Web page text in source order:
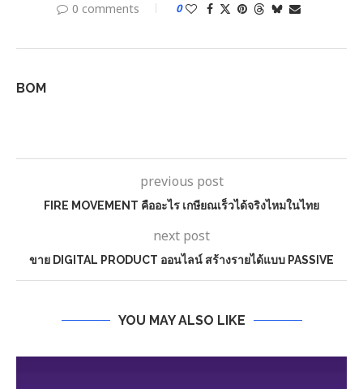
0 comments 0
BOM
previous post
FIRE MOVEMENT คืออะไร เกษียณเร็วได้จริงไหมในไทย
next post
ขาย DIGITAL PRODUCT ออนไลน์ สร้างรายได้แบบ PASSIVE
YOU MAY ALSO LIKE